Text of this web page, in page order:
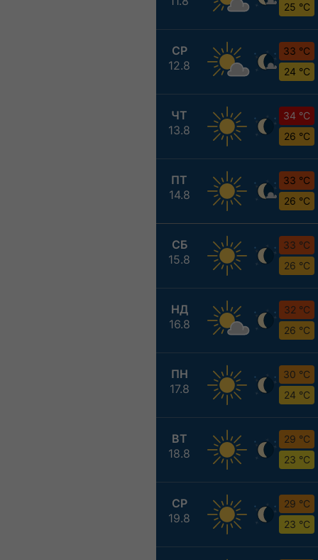
25 °C
СР
12.8
33 °C
24 °C
ЧТ
13.8
34 °C
26 °C
ПТ
14.8
33 °C
26 °C
СБ
15.8
33 °C
26 °C
НД
16.8
32 °C
26 °C
ПН
17.8
30 °C
24 °C
ВТ
18.8
29 °C
23 °C
СР
19.8
29 °C
23 °C